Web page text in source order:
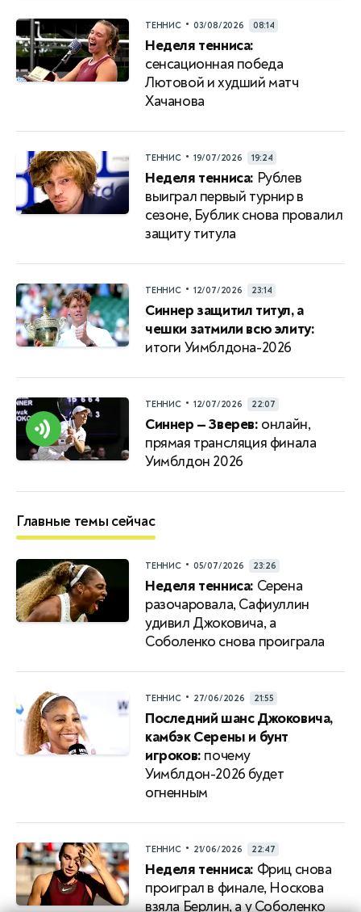
ТЕННИС • 03/08/2026 08:14
Неделя тенниса:
сенсационная победа
Лютовой и худший матч
Хачанова
ТЕННИС • 19/07/2026 19:24
Неделя тенниса: Рублев
выиграл первый турнир в
сезоне, Бублик снова провалил
защиту титула
ТЕННИС • 12/07/2026 23:14
Синнер защитил титул, а
чешки затмили всю элиту:
итоги Уимблдона-2026
ТЕННИС • 12/07/2026 22:07
Синнер — Зверев: онлайн,
прямая трансляция финала
Уимблдон 2026
Главные темы сейчас
ТЕННИС • 05/07/2026 23:26
Неделя тенниса: Серена
разочаровала, Сафиуллин
удивил Джоковича, а
Соболенко снова проиграла
ТЕННИС • 27/06/2026 21:55
Последний шанс Джоковича,
камбэк Серены и бунт
игроков: почему
Уимблдон-2026 будет
огненным
ТЕННИС • 21/06/2026 22:47
Неделя тенниса: Фриц снова
проиграл в финале, Носкова
взяла Берлин, а у Соболенко